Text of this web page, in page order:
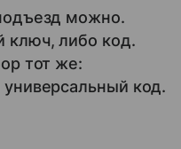
можно.
ключ, либо код.
тот же:
код.